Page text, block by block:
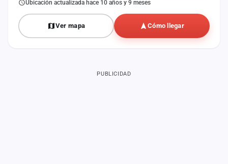
Ubicación actualizada hace 10 años y 9 meses
Ver mapa Cómo llegar
PUBLICIDAD